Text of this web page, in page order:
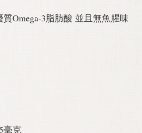
Omega-3脂肪酸 並且無魚腥味
毫克